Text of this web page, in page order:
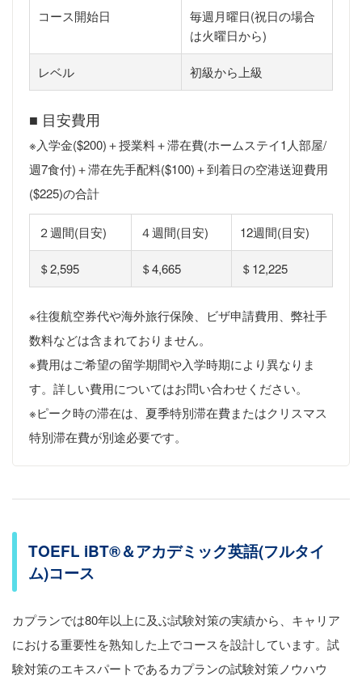
コース開始日
毎週月曜日(祝日の場合
は火曜日から)
レベル 初級から上級
■ 目安費用
※入学金($200)＋授業料＋滞在費(ホームステイ1人部屋/
週7食付)＋滞在先手配料($100)＋到着日の空港送迎費用
($225)の合計
２週間(目安) ４週間(目安) 12週間(目安)
＄2,595 ＄4,665 ＄12,225
※往復航空券代や海外旅行保険、ビザ申請費用、弊社手
数料などは含まれておりません。
※費用はご希望の留学期間や入学時期により異なりま
す。詳しい費用についてはお問い合わせください。
※ピーク時の滞在は、夏季特別滞在費またはクリスマス
特別滞在費が別途必要です。
TOEFL iBT®＆アカデミック英語(フルタイ
ム)コース
カプランでは80年以上に及ぶ試験対策の実績から、キャリア
における重要性を熟知した上でコースを設計しています。試
験対策のエキスパートであるカプランの試験対策ノウハウ